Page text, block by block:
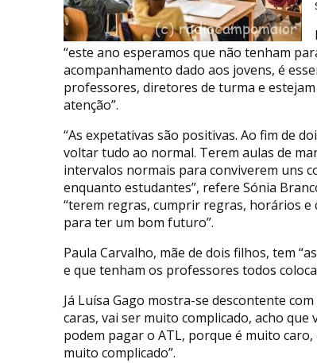
“este ano esperamos que não tenham
acompanhamento dado aos jovens, é
professores, diretores de turma e
atenção”.
“As expetativas são positivas. Ao fim de
voltar tudo ao normal. Terem aulas de
intervalos normais para conviverem uns
enquanto estudantes”, refere Sónia
“terem regras, cumprir regras, horários e
para ter um bom futuro”.
Paula Carvalho, mãe de dois filhos, tem
e que tenham os professores todos
Já Luísa Gago mostra-se descontente
caras, vai ser muito complicado, acho
podem pagar o ATL, porque é muito
muito complicado”.